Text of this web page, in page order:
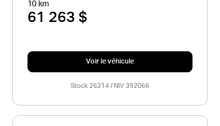
10 km
61 263 $
Voir le véhicule
Stock 26214 / NIV 392066